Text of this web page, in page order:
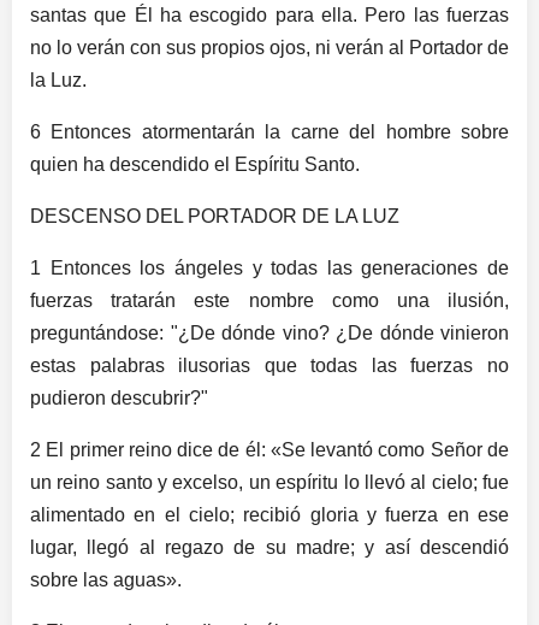
santas que Él ha escogido para ella. Pero las fuerzas
no lo verán con sus propios ojos, ni verán al Portador de
la Luz.
6 Entonces atormentarán la carne del hombre sobre
quien ha descendido el Espíritu Santo.
DESCENSO DEL PORTADOR DE LA LUZ
1 Entonces los ángeles y todas las generaciones de
fuerzas tratarán este nombre como una ilusión,
preguntándose: "¿De dónde vino? ¿De dónde vinieron
estas palabras ilusorias que todas las fuerzas no
pudieron descubrir?"
2 El primer reino dice de él: «Se levantó como Señor de
un reino santo y excelso, un espíritu lo llevó al cielo; fue
alimentado en el cielo; recibió gloria y fuerza en ese
lugar, llegó al regazo de su madre; y así descendió
sobre las aguas».